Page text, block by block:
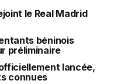
le Real Madrid
béninois
préliminaire
lancée,
connues